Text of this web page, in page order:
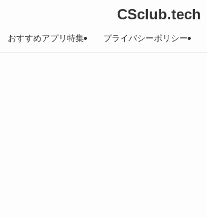
CSclub.tech
おすすめアプリ特集 プライバシーポリシー